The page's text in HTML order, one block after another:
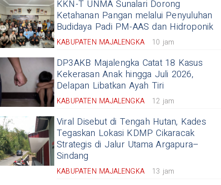
KKN-T UNMA Sunalari Dorong
Ketahanan Pangan melalui Penyuluhan
Budidaya Padi PM-AAS dan Hidroponik
KABUPATEN MAJALENGKA 10 jam
DP3AKB Majalengka Catat 18 Kasus
Kekerasan Anak hingga Juli 2026,
Delapan Libatkan Ayah Tiri
KABUPATEN MAJALENGKA 12 jam
Viral Disebut di Tengah Hutan, Kades
Tegaskan Lokasi KDMP Cikaracak
Strategis di Jalur Utama Argapura–
Sindang
KABUPATEN MAJALENGKA 13 jam